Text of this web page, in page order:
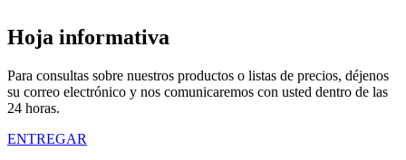
Hoja informativa
Para consultas sobre nuestros productos o listas de precios, déjenos
su correo electrónico y nos comunicaremos con usted dentro de las
24 horas.
ENTREGAR